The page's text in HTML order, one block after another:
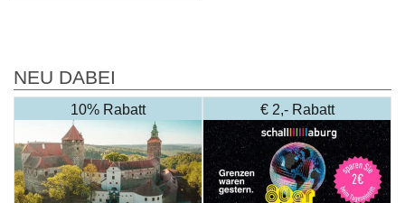
NEU DABEI
10% Rabatt € 2,- Rabatt